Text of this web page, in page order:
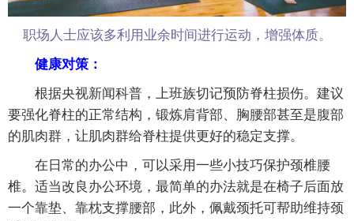
职场人士应该多利用业余时间进行运动，增强体质。
健康对策：
根据央视新闻科普，上班族切记预防脊柱损伤。建议
要强化脊柱的正常结构，锻炼肩背部、胸腰部甚至是腹部
的肌肉群，让肌肉群给脊柱提供更好的稳定支撑。
在日常的办公中，可以采用一些小技巧保护颈椎腰
椎。适当改良办公环境，最简单的办法就是在椅子后面放
一个靠垫、靠枕支撑腰部，此外，佩戴颈托可帮助维持颈